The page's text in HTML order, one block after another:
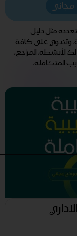
مثل دليل
وتحتوي على كافة
الأنشطة، المراجع،
المتكاملة.